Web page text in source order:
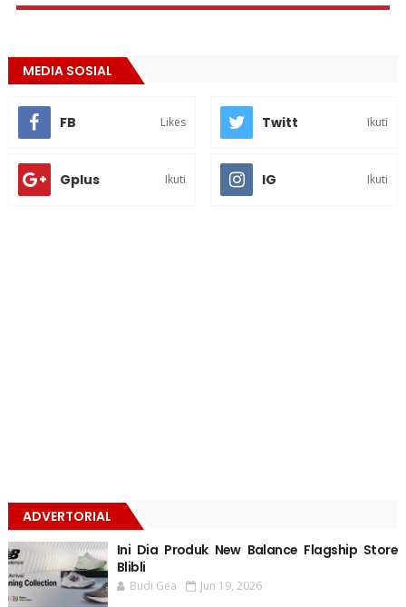
MEDIA SOSIAL
FB Likes Twitt Ikuti
Gplus Ikuti IG Ikuti
ADVERTORIAL
Ini Dia Produk New Balance Flagship Store
Blibli
Budi Gea Jun 19, 2026